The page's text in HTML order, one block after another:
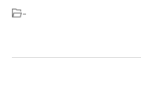
-